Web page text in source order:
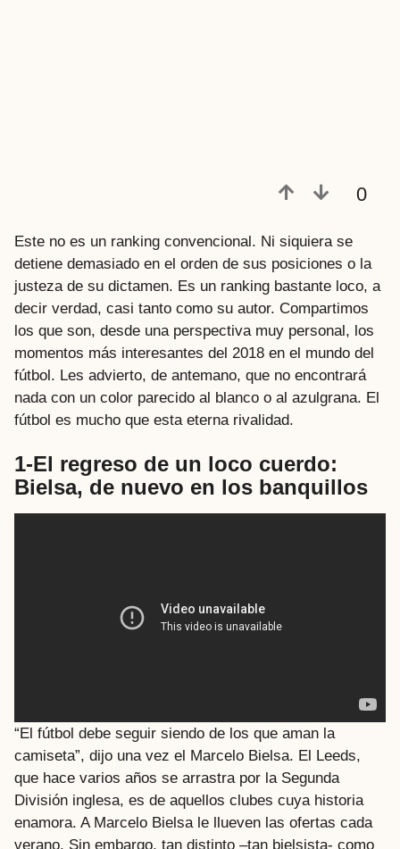
0
Este no es un ranking convencional. Ni siquiera se
detiene demasiado en el orden de sus posiciones o la
justeza de su dictamen. Es un ranking bastante loco, a
decir verdad, casi tanto como su autor. Compartimos
los que son, desde una perspectiva muy personal, los
momentos más interesantes del 2018 en el mundo del
fútbol. Les advierto, de antemano, que no encontrará
nada con un color parecido al blanco o al azulgrana. El
fútbol es mucho que esta eterna rivalidad.
1-El regreso de un loco cuerdo:
Bielsa, de nuevo en los banquillos
“El fútbol debe seguir siendo de los que aman la
camiseta”, dijo una vez el Marcelo Bielsa. El Leeds,
que hace varios años se arrastra por la Segunda
División inglesa, es de aquellos clubes cuya historia
enamora. A Marcelo Bielsa le llueven las ofertas cada
verano. Sin embargo, tan distinto –tan bielsista- como